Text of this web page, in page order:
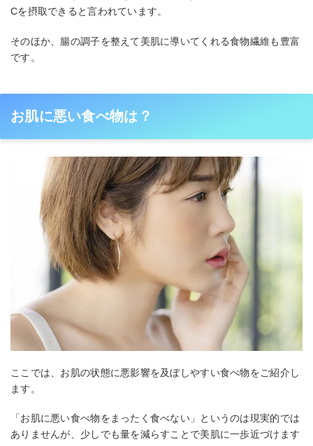
Cを摂取できると言われています。
そのほか、腸の調子を整えて美肌に導いてくれる食物繊維も豊富
です。
お肌に悪い食べ物は？
ここでは、お肌の状態に悪影響を及ぼしやすい食べ物をご紹介し
ます。
「お肌に悪い食べ物をまったく食べない」というのは現実的では
ありませんが、少しでも量を減らすことで美肌に一歩近づけます